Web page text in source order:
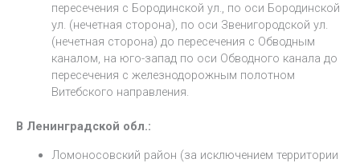
пересечения с Бородинской ул., по оси Бородинской
ул. (нечетная сторона), по оси Звенигородской ул.
(нечетная сторона) до пересечения с Обводным
каналом, на юго-запад по оси Обводного канала до
пересечения с железнодорожным полотном
Витебского направления.
В Ленинградской обл.:
Ломоносовский район (за исключением территории